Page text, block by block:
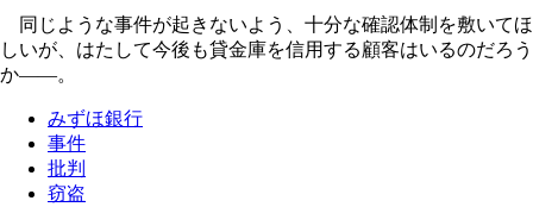
同じような事件が起きないよう、十分な確認体制を敷いてほ
しいが、はたして今後も貸金庫を信用する顧客はいるのだろう
か――。
みずほ銀行
事件
批判
窃盗